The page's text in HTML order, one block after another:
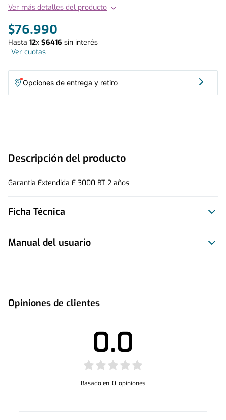
Ver más detalles del producto
$76.990
Hasta 12x $6416 sin interés
Ver cuotas
Opciones de entrega y retiro
Descripción del producto
Garantia Extendida F 3000 BT 2 años
Ficha Técnica
Manual del usuario
Opiniones de clientes
0.0
Basado en 0 opiniones